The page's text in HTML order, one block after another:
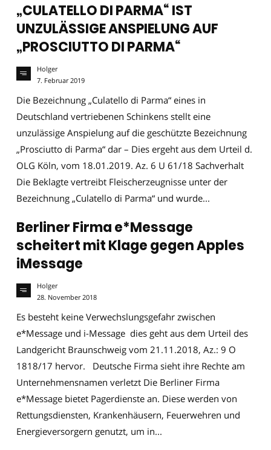
„CULATELLO DI PARMA“ IST
UNZULÄSSIGE ANSPIELUNG AUF
„PROSCIUTTO DI PARMA“
Holger
7. Februar 2019
Die Bezeichnung „Culatello di Parma“ eines in
Deutschland vertriebenen Schinkens stellt eine
unzulässige Anspielung auf die geschützte Bezeichnung
„Prosciutto di Parma“ dar – Dies ergeht aus dem Urteil d.
OLG Köln, vom 18.01.2019. Az. 6 U 61/18 Sachverhalt
Die Beklagte vertreibt Fleischerzeugnisse unter der
Bezeichnung „Culatello di Parma“ und wurde...
Berliner Firma e*Message
scheitert mit Klage gegen Apples
iMessage
Holger
28. November 2018
Es besteht keine Verwechslungsgefahr zwischen
e*Message und i-Message dies geht aus dem Urteil des
Landgericht Braunschweig vom 21.11.2018, Az.: 9 O
1818/17 hervor. Deutsche Firma sieht ihre Rechte am
Unternehmensnamen verletzt Die Berliner Firma
e*Message bietet Pagerdienste an. Diese werden von
Rettungsdiensten, Krankenhäusern, Feuerwehren und
Energieversorgern genutzt, um in...